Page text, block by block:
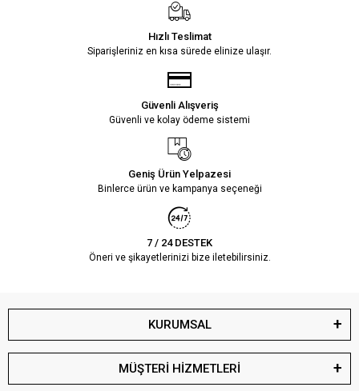
Hızlı Teslimat
Siparişleriniz en kısa sürede elinize ulaşır.
Güvenli Alışveriş
Güvenli ve kolay ödeme sistemi
Geniş Ürün Yelpazesi
Binlerce ürün ve kampanya seçeneği
7 / 24 DESTEK
Öneri ve şikayetlerinizi bize iletebilirsiniz.
KURUMSAL
MÜŞTERİ HİZMETLERİ